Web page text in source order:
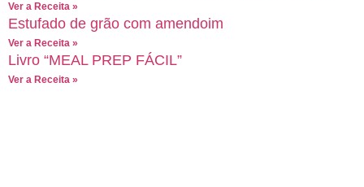
Ver a Receita »
Estufado de grão com amendoim
Ver a Receita »
Livro “MEAL PREP FÁCIL”
Ver a Receita »